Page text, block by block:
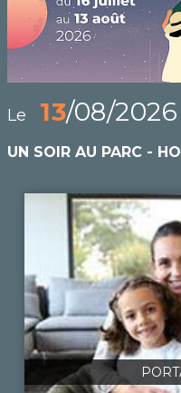
Le 13/08/2026
UN SOIR AU PARC -